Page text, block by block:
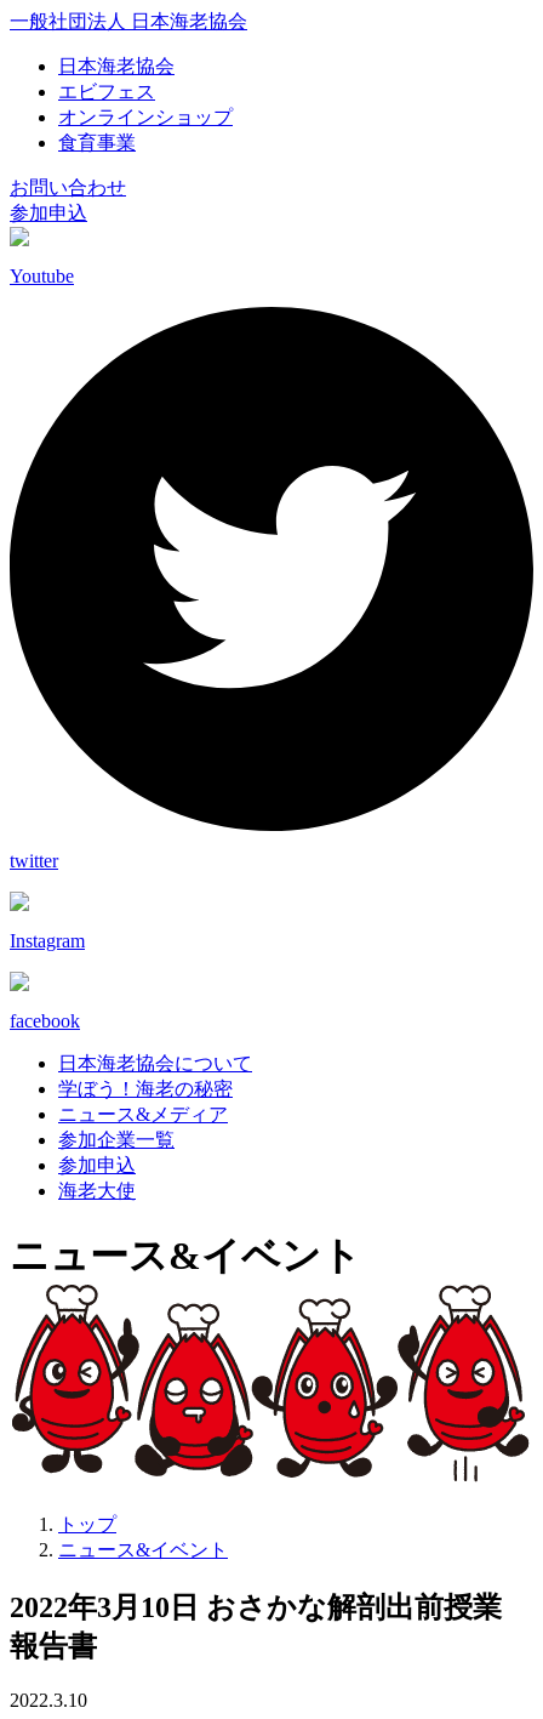
一般社団法人 日本海老協会
日本海老協会
エビフェス
オンラインショップ
食育事業
お問い合わせ
参加申込
Youtube
twitter
Instagram
facebook
日本海老協会について
学ぼう！海老の秘密
ニュース&メディア
参加企業一覧
参加申込
海老大使
ニュース&イベント
トップ
ニュース&イベント
2022年3月10日 おさかな解剖出前授業
報告書
2022.3.10